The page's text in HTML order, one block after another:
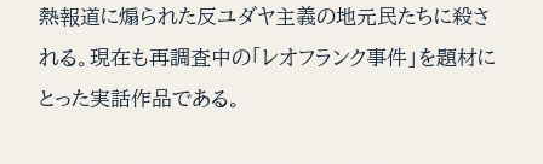
熱報道に煽られた反ユダヤ主義の地元民たちに殺さ
れる。現在も再調査中の「レオフランク事件」を題材に
とった実話作品である。